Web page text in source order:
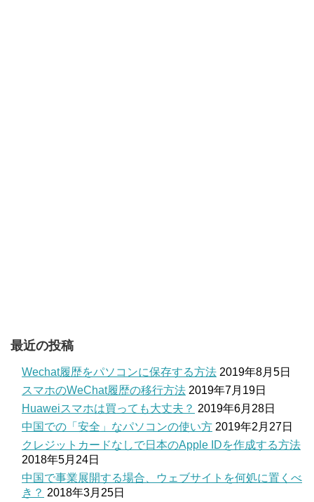
最近の投稿
Wechat履歴をパソコンに保存する方法 2019年8月5日
スマホのWeChat履歴の移行方法 2019年7月19日
Huaweiスマホは買っても大丈夫？ 2019年6月28日
中国での「安全」なパソコンの使い方 2019年2月27日
クレジットカードなしで日本のApple IDを作成する方法
2018年5月24日
中国で事業展開する場合、ウェブサイトを何処に置くべ
き？ 2018年3月25日